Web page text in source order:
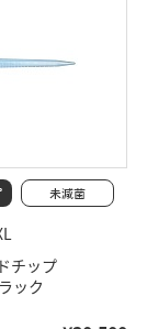
チップ
ック